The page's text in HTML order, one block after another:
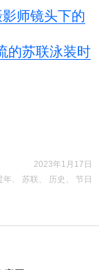
师镜头下的
的苏联泳装时
2023年1月17日
年 、 苏联 、 历史 、 节日